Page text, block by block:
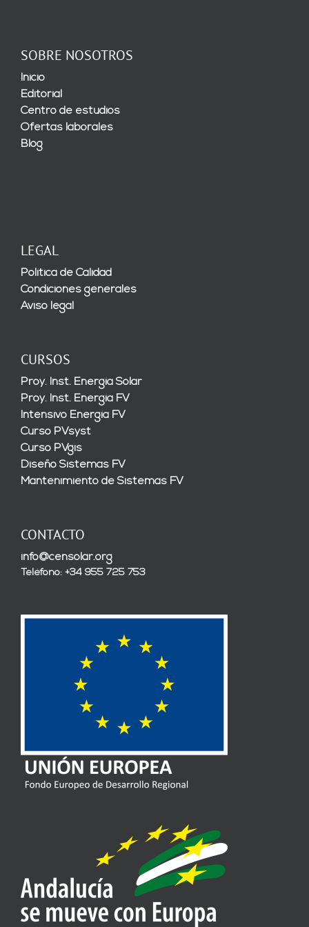
SOBRE NOSOTROS
Inicio
Editorial
Centro de estudios
Ofertas laborales
Blog
LEGAL
Política de Calidad
Condiciones generales
Aviso legal
CURSOS
Proy. Inst. Energía Solar
Proy. Inst. Energía FV
Intensivo Energía FV
Curso PVsyst
Curso PVgis
Diseño Sistemas FV
Mantenimiento de Sistemas FV
CONTACTO
info@censolar.org
Teléfono: +34 955 725 753